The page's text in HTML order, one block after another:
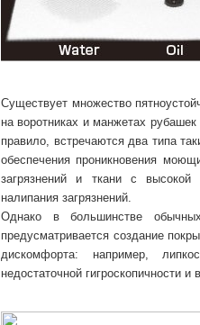
Существует множество
на воротниках и манжетах
правило, встречаются два типа
обеспечения проникновения
загрязнений и ткани с высокой
налипания загрязнений.
Однако в большинстве
предусматривается создание
дискомфорта: например,
недостаточной гигроскопичности